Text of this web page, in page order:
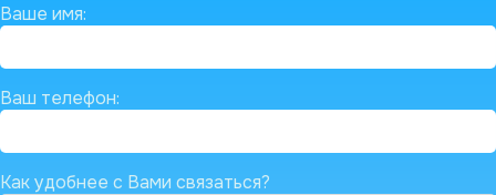
Ваше имя:
Ваш телефон:
Как удобнее с Вами связаться?